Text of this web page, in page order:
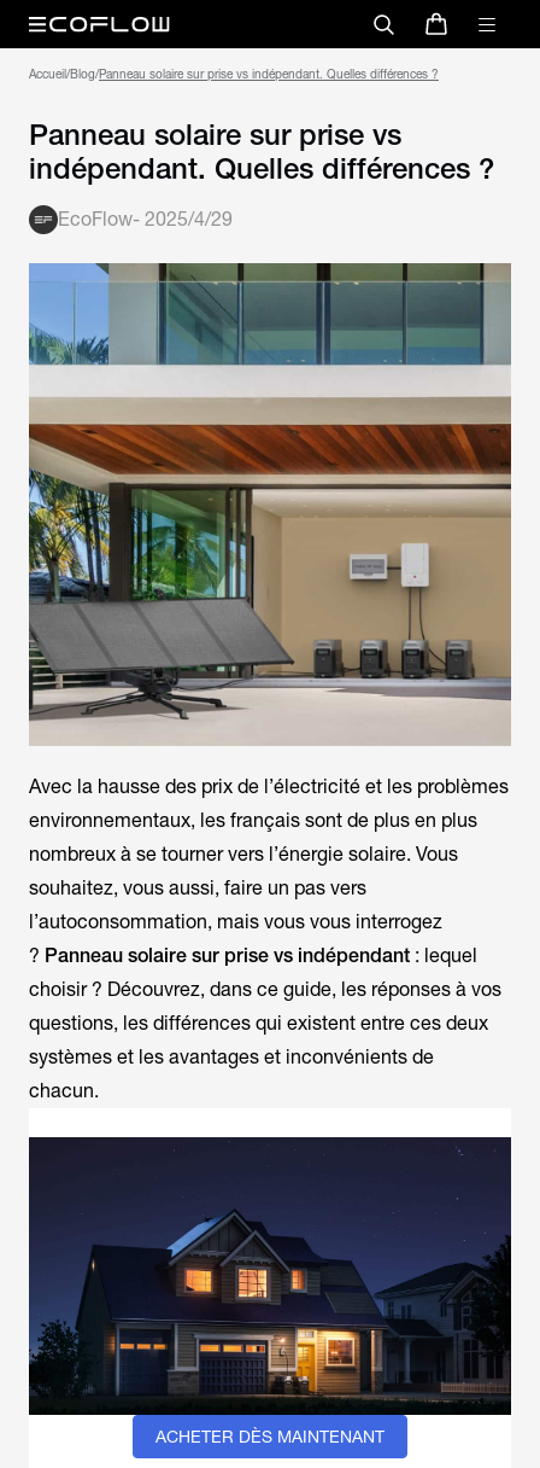
Accueil/Blog/Panneau solaire sur prise vs indépendant. Quelles différences ?
Panneau solaire sur prise vs
indépendant. Quelles différences ?
EcoFlow- 2025/4/29
Avec la hausse des prix de l’électricité et les problèmes
environnementaux, les français sont de plus en plus
nombreux à se tourner vers l’énergie solaire. Vous
souhaitez, vous aussi, faire un pas vers
l’autoconsommation, mais vous vous interrogez
? Panneau solaire sur prise vs indépendant : lequel
choisir ? Découvrez, dans ce guide, les réponses à vos
questions, les différences qui existent entre ces deux
systèmes et les avantages et inconvénients de
chacun.
ACHETER DÈS MAINTENANT